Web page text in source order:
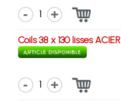
1
Coils 38 x 130 lisses ACIER
1